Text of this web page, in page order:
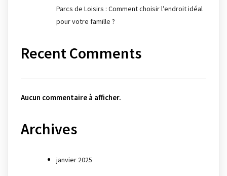
Parcs de Loisirs : Comment choisir l’endroit idéal
pour votre famille ?
Recent Comments
Aucun commentaire à afficher.
Archives
janvier 2025